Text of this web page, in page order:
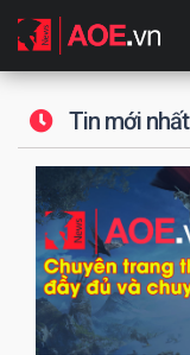
Tin mới nhất